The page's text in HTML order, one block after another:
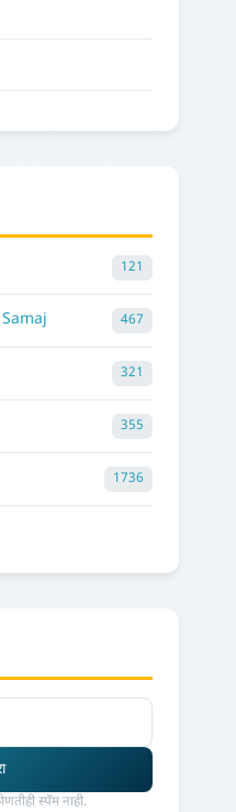
121
467
321
355
1736
स्पॅम नाही.